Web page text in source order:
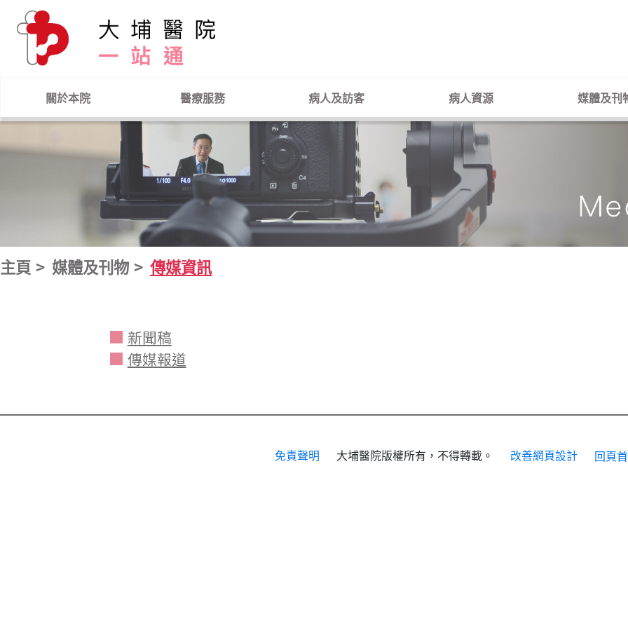
跳到主要內容
關於本院 醫療服務 病人及訪客 病人資源 媒體及刊
主頁 媒體及刊物 傳媒資訊
新聞稿
傳媒報道
免責聲明 大埔醫院版權所有，不得轉載。 改善網頁設計 回頁